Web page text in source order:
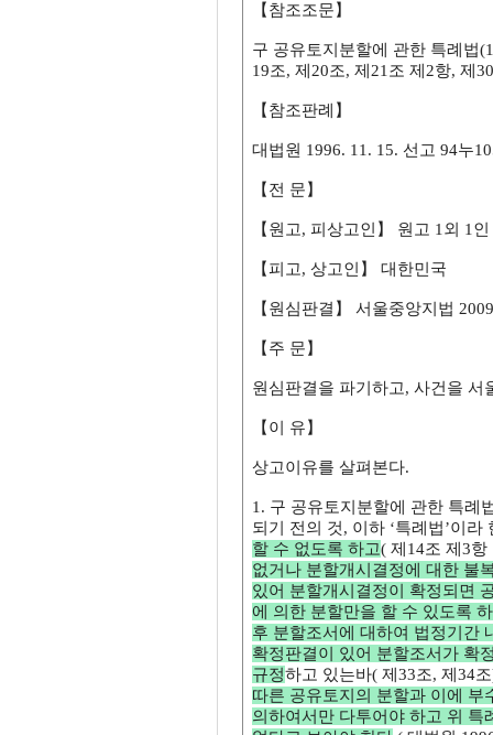
【참조조문】
구 공유토지분할에 관한 특례법
19조, 제20조, 제21조 제2항, 제
【참조판례】
대법원 1996. 11. 15. 선고 94누
【전 문】
【원고, 피상고인】 원고 1외 1
【피고, 상고인】 대한민국
【원심판결】 서울중앙지법
【주 문】
원심판결을 파기하고, 사건을 서
【이 유】
상고이유를 살펴본다.
1. 구 공유토지분할에 관한 특례
되기 전의 것, 이하 ‘특례법’이라
할 수 없도록 하고( 제14조 제3
없거나 분할개시결정에 대한 불
있어 분할개시결정이 확정되면
에 의한 분할만을 할 수 있도록
후 분할조서에 대하여 법정기간
확정판결이 있어 분할조서가 확
규정하고 있는바( 제33조, 제34
따른 공유토지의 분할과 이에 부
의하여서만 다투어야 하고 위 특